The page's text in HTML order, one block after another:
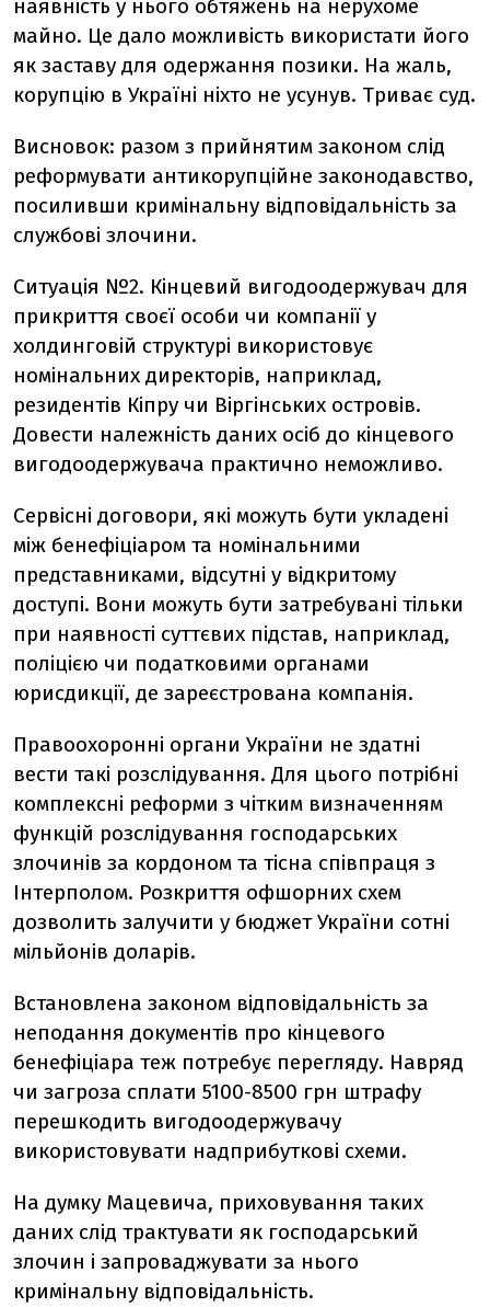
наявність у нього обтяжень на нерухоме
майно. Це дало можливість використати його
як заставу для одержання позики. На жаль,
корупцію в Україні ніхто не усунув. Триває суд.
Висновок: разом з прийнятим законом слід
реформувати антикорупційне законодавство,
посиливши кримінальну відповідальність за
службові злочини.
Ситуація №2. Кінцевий вигодоодержувач для
прикриття своєї особи чи компанії у
холдинговій структурі використовує
номінальних директорів, наприклад,
резидентів Кіпру чи Віргінських островів.
Довести належність даних осіб до кінцевого
вигодоодержувача практично неможливо.
Сервісні договори, які можуть бути укладені
між бенефіціаром та номінальними
представниками, відсутні у відкритому
доступі. Вони можуть бути затребувані тільки
при наявності суттєвих підстав, наприклад,
поліцією чи податковими органами
юрисдикції, де зареєстрована компанія.
Правоохоронні органи України не здатні
вести такі розслідування. Для цього потрібні
комплексні реформи з чітким визначенням
функцій розслідування господарських
злочинів за кордоном та тісна співпраця з
Інтерполом. Розкриття офшорних схем
дозволить залучити у бюджет України сотні
мільйонів доларів.
Встановлена законом відповідальність за
неподання документів про кінцевого
бенефіціара теж потребує перегляду. Навряд
чи загроза сплати 5100-8500 грн штрафу
перешкодить вигодоодержувачу
використовувати надприбуткові схеми.
На думку Мацевича, приховування таких
даних слід трактувати як господарський
злочин і запроваджувати за нього
кримінальну відповідальність.